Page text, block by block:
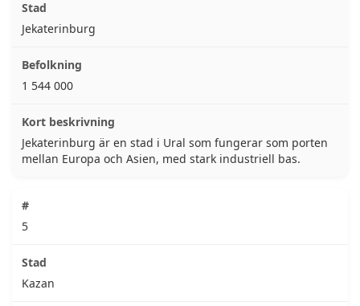
Jekaterinburg
1 544 000
Jekaterinburg är en stad i Ural som fungerar som porten
mellan Europa och Asien, med stark industriell bas.
5
Kazan